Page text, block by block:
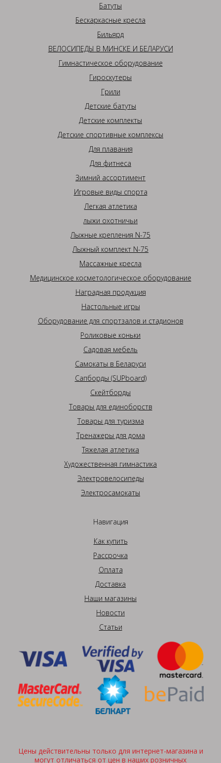
Батуты
Бескаркасные кресла
Бильярд
ВЕЛОСИПЕДЫ В МИНСКЕ И БЕЛАРУСИ
Гимнастическое оборудование
Гироскутеры
Грили
Детские батуты
Детские комплекты
Детские спортивные комплексы
Для плавания
Для фитнеса
Зимний ассортимент
Игровые виды спорта
Легкая атлетика
лыжи охотничьи
Лыжные крепления N-75
Лыжный комплект N-75
Массажные кресла
Медицинское косметологическое оборудование
Наградная продукция
Настольные игры
Оборудование для спортзалов и стадионов
Роликовые коньки
Садовая мебель
Самокаты в Беларуси
Сапборды (SUPboard)
Скейтборды
Товары для единоборств
Товары для туризма
Тренажеры для дома
Тяжелая атлетика
Художественная гимнастика
Электровелосипеды
Электросамокаты
Навигация
Как купить
Рассрочка
Оплата
Доставка
Наши магазины
Новости
Статьи
Цены действительны только для интернет-магазина и
могут отличаться от цен в наших розничных